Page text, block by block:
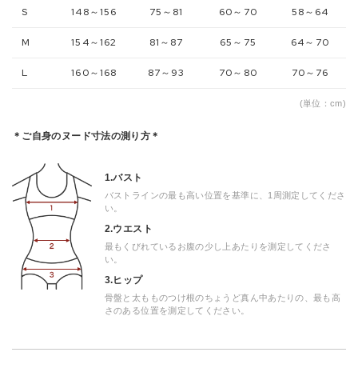
S 148～156 75～81 60～70 58～64
M 154～162 81～87 65～75 64～70
L 160～168 87～93 70～80 70～76
(単位：cm)
＊ご自身のヌード寸法の測り方＊
1.バスト
バストラインの最も高い位置を基準に、1周測定してくださ
い。
2.ウエスト
最もくびれているお腹の少し上あたりを測定してくださ
い。
3.ヒップ
骨盤と太もものつけ根のちょうど真ん中あたりの、最も高
さのある位置を測定してください。